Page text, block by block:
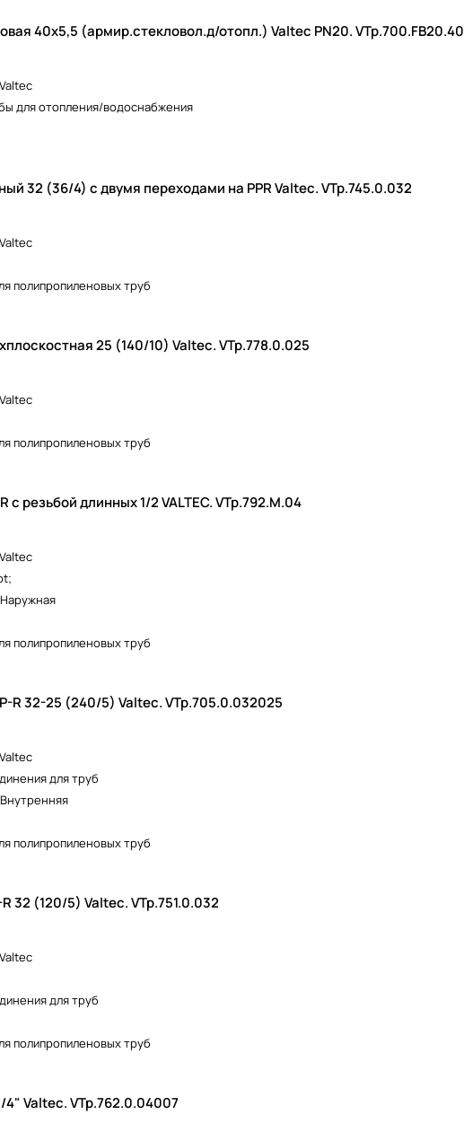
Труба полипропиленовая 40х5,5 (армир.стекловол.д/отопл.) Valtec PN20. VTp.700.FB20.40
Valtec
для отопления/водоснабжения
32 (36/4) с двумя переходами на PPR Valtec. VTp.745.0.032
Valtec
полипропиленовых труб
25 (140/10) Valtec. VTp.778.0.025
Valtec
полипропиленовых труб
Комплект пробок PP-R с резьбой длинных 1/2 VALTEC. VTp.792.M.04
Valtec
Наружная
полипропиленовых труб
Муфта переходная PP-R 32-25 (240/5) Valtec. VTp.705.0.032025
Valtec
для труб
Внутренняя
полипропиленовых труб
Угольник 90 град. PP-R 32 (120/5) Valtec. VTp.751.0.032
Valtec
для труб
полипропиленовых труб
4" Valtec. VTp.762.0.04007